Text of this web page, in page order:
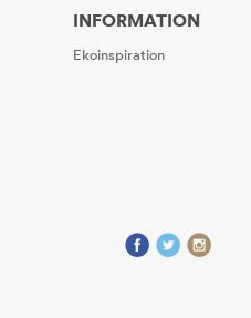
INFORMATION
Ekoinspiration